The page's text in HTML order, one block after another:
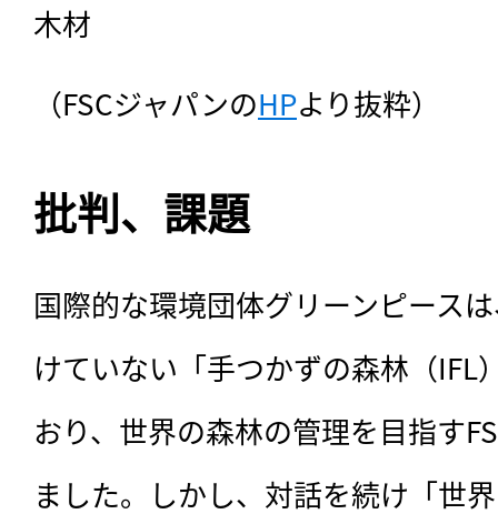
木材
（FSCジャパンのHPより抜粋）
批判、課題
国際的な環境団体グリーンピース
けていない「手つかずの森林（IFL
おり、世界の森林の管理を目指す
ました。しかし、対話を続け「世